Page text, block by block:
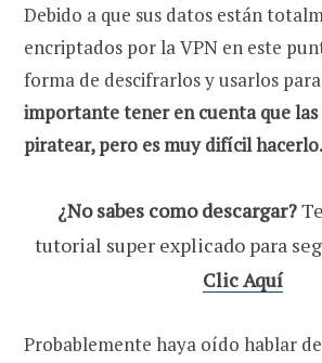
Debido a que sus datos están
encriptados por la VPN en este
forma de descifrarlos y usarlos
importante tener en cuenta que las
piratear, pero es muy difícil hacerlo.
¿No sabes como descargar?
tutorial super explicado para
Clic Aquí
Probablemente haya oído hablar